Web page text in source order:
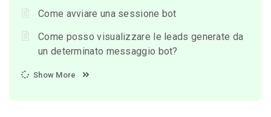
Come avviare una sessione bot
Come posso visualizzare le leads generate da
un determinato messaggio bot?
Show More